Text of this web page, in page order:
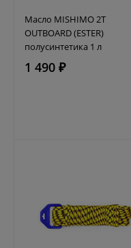
Масло MISHIMO 2T
OUTBOARD (ESTER)
полусинтетика 1 л
1 490 ₽